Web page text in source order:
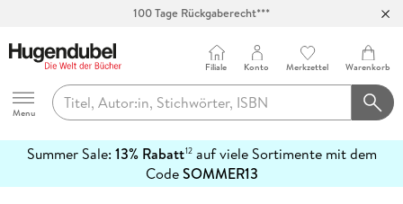
100 Tage Rückgaberecht***
Hugendubel
Menu
Filiale Konto Merkzettel Warenkorb
Summer Sale: 13% Rabatt12auf viele Sortimente mit dem
CodeSOMMER13
erfahren